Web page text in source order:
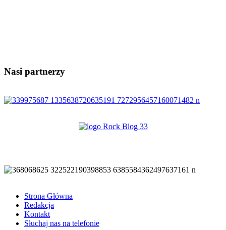
Nasi partnerzy
Strona Główna
Redakcja
Kontakt
Słuchaj nas na telefonie